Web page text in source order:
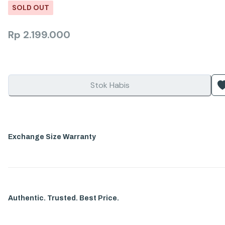
SOLD OUT
Rp 2.199.000
Stok Habis
Exchange Size Warranty
Authentic. Trusted. Best Price.